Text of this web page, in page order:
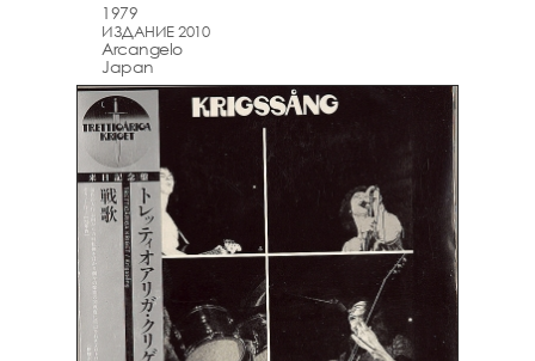
1979
ИЗДАНИЕ 2010
Arcаngelo
Japan